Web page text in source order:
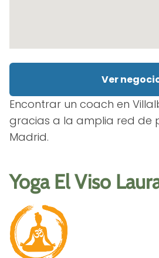
Ver
Encontrar un coach en
gracias a la amplia red de
Madrid.
Yoga El Viso